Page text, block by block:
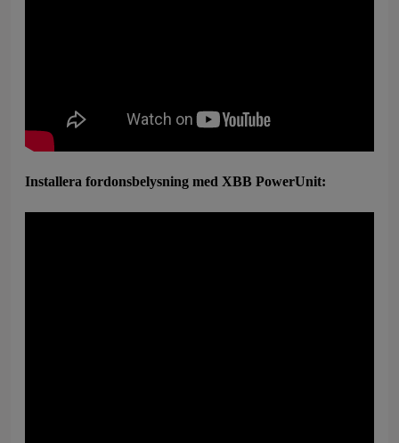
Installera fordonsbelysning med XBB PowerUnit: